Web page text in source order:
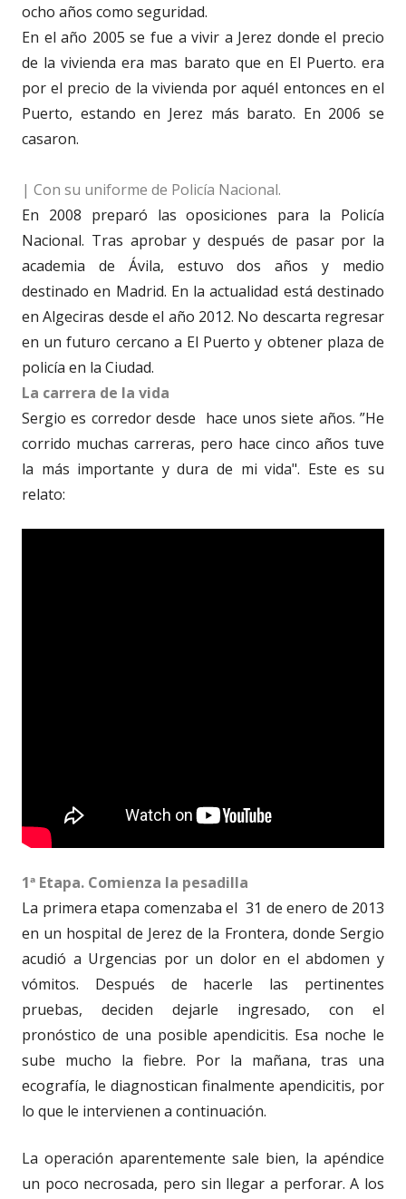
ocho años como seguridad.
En el año 2005 se fue a vivir a Jerez donde el precio
de la vivienda era mas barato que en El Puerto. era
por el precio de la vivienda por aquél entonces en el
Puerto, estando en Jerez más barato. En 2006 se
casaron.
| Con su uniforme de Policía Nacional.
En 2008 preparó las oposiciones para la Policía
Nacional. Tras aprobar y después de pasar por la
academia de Ávila, estuvo dos años y medio
destinado en Madrid. En la actualidad está destinado
en Algeciras desde el año 2012. No descarta regresar
en un futuro cercano a El Puerto y obtener plaza de
policía en la Ciudad.
La carrera de la vida
Sergio es corredor desde hace unos siete años. ”He
corrido muchas carreras, pero hace cinco años tuve
la más importante y dura de mi vida". Este es su
relato:
1ª Etapa. Comienza la pesadilla
La primera etapa comenzaba el 31 de enero de 2013
en un hospital de Jerez de la Frontera, donde Sergio
acudió a Urgencias por un dolor en el abdomen y
vómitos. Después de hacerle las pertinentes
pruebas, deciden dejarle ingresado, con el
pronóstico de una posible apendicitis. Esa noche le
sube mucho la fiebre. Por la mañana, tras una
ecografía, le diagnostican finalmente apendicitis, por
lo que le intervienen a continuación.
La operación aparentemente sale bien, la apéndice
un poco necrosada, pero sin llegar a perforar. A los